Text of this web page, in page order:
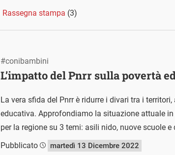
Rassegna stampa (3)
L’impatto del Pnrr sulla povertà
#conibambini
La vera sfida del Pnrr è ridurre i divari tra i
educativa. Approfondiamo la situazione attuale
per la regione su 3 temi: asili nido, nuove scuole
Pubblicato
martedì 13 Dicembre 2022